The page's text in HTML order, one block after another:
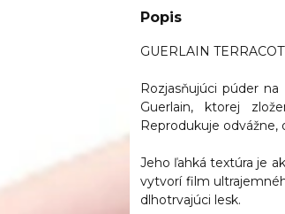
Popis
GUERLAIN
Rozjasňujúci púder
Guerlain, ktorej
Reprodukuje odvážne,
Jeho ľahká textúra je
vytvorí film
dlhotrvajúci lesk.